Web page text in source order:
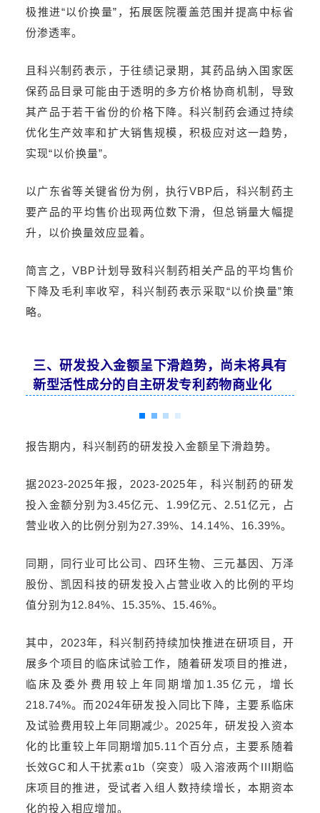
极推进“以价换量”，拓展医院覆盖范围并提高中标省
份渗透率。
且科兴制药表示，于往绩记录期，其药品纳入国家医
保药品目录可能由于透明的多方价格协商机制，导致
其产品于若干省份的价格下降。科兴制药会通过持续
优化生产效率和扩大销售规模，积极应对这一趋势，
实现“以价换量”。
以广东省等关键省份为例，执行VBP后，科兴制药主
要产品的平均售价出现两位数下滑，但总销量大幅提
升，以价换量效应显着。
简言之，VBP计划导致科兴制药相关产品的平均售价
下降及毛利率收窄，科兴制药表示采取“以价换量”策
略。
三、研发投入金额呈下滑趋势，尚未将具有
新型活性成分的自主研发专利药物商业化
报告期内，科兴制药的研发投入金额呈下滑趋势。
据2023-2025年报，2023-2025年，科兴制药的研发
投入金额分别为3.45亿元、1.99亿元、2.51亿元，占
营业收入的比例分别为27.39%、14.14%、16.39%。
同期，同行业可比公司、四环生物、三元基因、万泽
股份、凯因科技的研发投入占营业收入的比例的平均
值分别为12.84%、15.35%、15.46%。
其中，2023年，科兴制药持续加快推进在研项目，开
展多个项目的临床试验工作，随着研发项目的推进，
临床及委外费用较上年同期增加1.35亿元，增长
218.74%。而2024年研发投入同比下降，主要系临床
及试验费用较上年同期减少。2025年，研发投入资本
化的比重较上年同期增加5.11个百分点，主要系随着
长效GC和人干扰素α1b（突变）吸入溶液两个III期临
床项目的推进，受试者入组人数持续增长，本期资本
化的投入相应增加。